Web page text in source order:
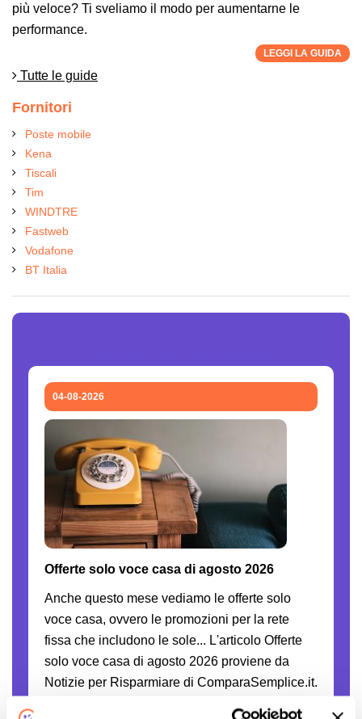
più veloce? Ti sveliamo il modo per aumentarne le
performance.
LEGGI LA GUIDA
Tutte le guide
Fornitori
Poste mobile
Kena
Tiscali
Tim
WINDTRE
Fastweb
Vodafone
BT Italia
04-08-2026
Offerte solo voce casa di agosto 2026
Anche questo mese vediamo le offerte solo
voce casa, ovvero le promozioni per la rete
fissa che includono le sole... L'articolo Offerte
solo voce casa di agosto 2026 proviene da
Notizie per Risparmiare di ComparaSemplice.it.
Continua